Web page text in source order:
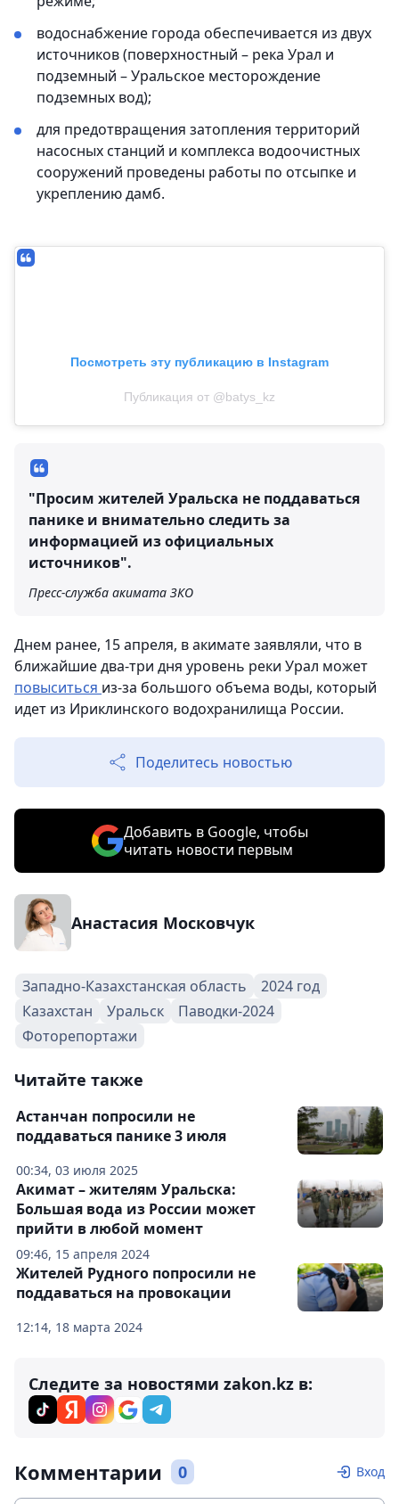
водоснабжение города обеспечивается из двух
источников (поверхностный – река Урал и
подземный – Уральское месторождение
подземных вод);
для предотвращения затопления территорий
насосных станций и комплекса водоочистных
сооружений проведены работы по отсыпке и
укреплению дамб.
Посмотреть эту публикацию в Instagram
Публикация от @batys_kz
"Просим жителей Уральска не поддаваться
панике и внимательно следить за
информацией из официальных
источников".
Пресс-служба акимата ЗКО
Днем ранее, 15 апреля, в акимате заявляли, что в
ближайшие два-три дня уровень реки Урал может
повыситься из-за большого объема воды, который
идет из Ириклинского водохранилища России.
Поделитесь новостью
Добавить в Google, чтобы
читать новости первым
Анастасия Московчук
Западно-Казахстанская область
2024 год
Казахстан
Уральск
Паводки-2024
Фоторепортажи
Читайте также
00:34, 03 июля 2025
Астанчан попросили не
поддаваться панике 3 июля
09:46, 15 апреля 2024
Акимат – жителям Уральска:
Большая вода из России может
прийти в любой момент
12:14, 18 марта 2024
Жителей Рудного попросили не
поддаваться на провокации
Следите за новостями zakon.kz в:
Комментарии 0 Вход